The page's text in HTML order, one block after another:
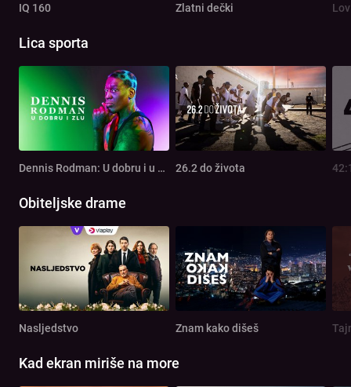
IQ 160 Zlatni dečki
Lica sporta
Dennis Rodman: U dobru i u zlu 26.2 do života
Obiteljske drame
Nasljedstvo Znam kako dišeš
Kad ekran miriše na more